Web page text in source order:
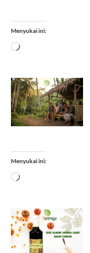
Menyukai ini:
Memuat...
Menyukai ini:
Memuat...